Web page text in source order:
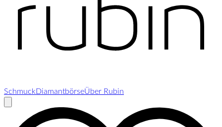
SchmuckDiamantbörseÜber Rubin